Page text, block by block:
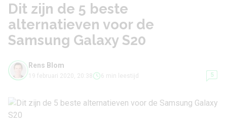
Dit zijn de 5 beste
alternatieven voor de
Samsung Galaxy S20
Rens Blom
19 februari 2020, 20:38 6 min leestijd 5